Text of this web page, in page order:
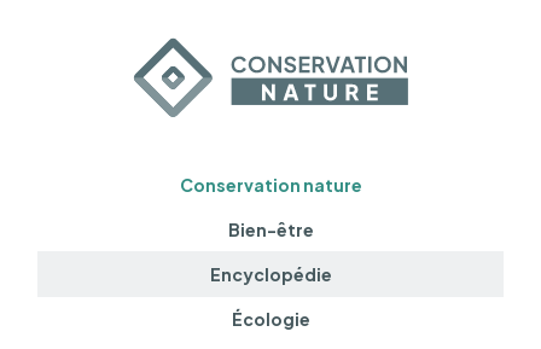
Conservation nature
Bien-être
Encyclopédie
Écologie